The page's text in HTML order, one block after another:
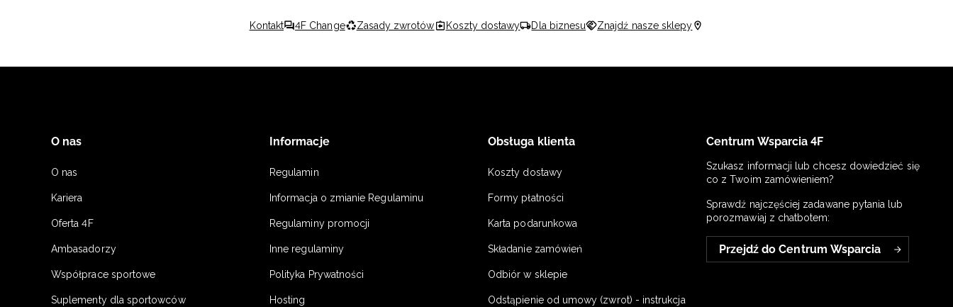
Kontakt 4F Change Zasady zwrotów Koszty dostawy Dla biznesu Znajdź nasze sklepy
O nas
O nas
Kariera
Oferta 4F
Ambasadorzy
Współprace sportowe
Suplementy dla sportowców
Informacje
Regulamin
Informacja o zmianie Regulaminu
Regulaminy promocji
Inne regulaminy
Polityka Prywatności
Hosting
Obsługa klienta
Koszty dostawy
Formy płatności
Karta podarunkowa
Składanie zamówień
Odbiór w sklepie
Odstąpienie od umowy (zwrot) - instrukcja
Centrum Wsparcia 4F
Szukasz informacji lub chcesz dowiedzieć się
co z Twoim zamówieniem?
Sprawdź najczęściej zadawane pytania lub
porozmawiaj z chatbotem:
Przejdź do Centrum Wsparcia